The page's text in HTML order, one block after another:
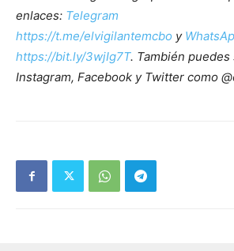
enlaces: Telegram
https://t.me/elvigilantemcbo y
https://bit.ly/3wjIg7T. También
Instagram, Facebook y Twitter como